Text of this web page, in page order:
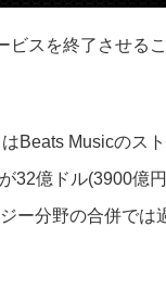
ビスを終了させる
Beats Musicのス
32億ドル(3900億
ー分野の合併では